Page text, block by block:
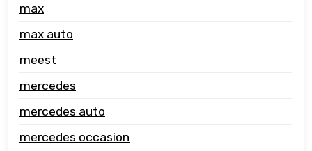
max
max auto
meest
mercedes
mercedes auto
mercedes occasion